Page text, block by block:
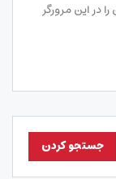
در این مرورگر